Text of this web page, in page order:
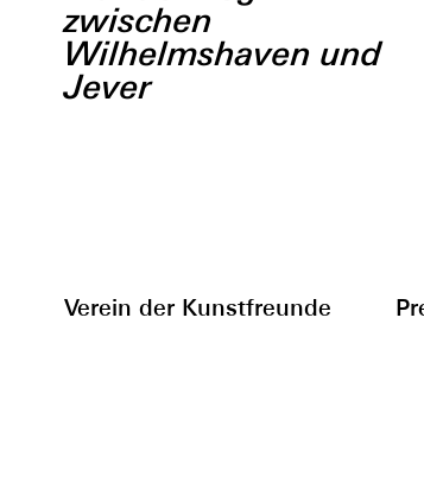
zwischen
Wilhelmshaven und
Jever
Verein der Kunstfreunde